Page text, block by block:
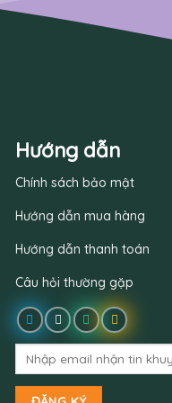
Hướng dẫn
Chính sách bảo mật
Hướng dẫn mua hàng
Hướng dẫn thanh toán
Câu hỏi thường gặp